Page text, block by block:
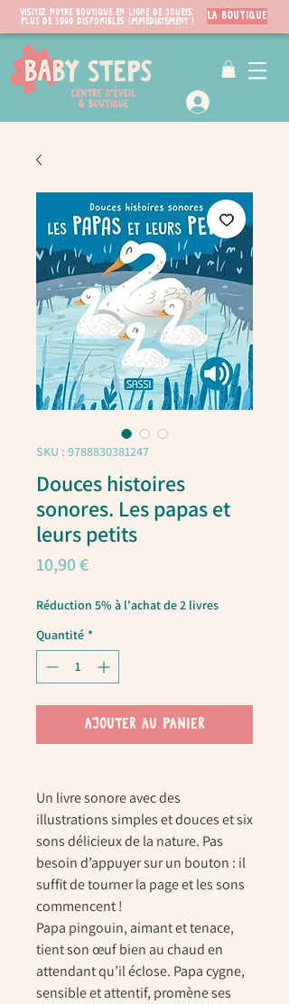
Visitez notre boutique en ligne de jouets.
PLUS de 3000 disponibles immédiatement !
LA BOUTIQUE
SKU : 9788830381247
Douces histoires
sonores. Les papas et
leurs petits
10,90 €Prix
Réduction 5% à l'achat de 2 livres
Quantité *
AJOUTER AU PANIER
Un livre sonore avec des
illustrations simples et douces et six
sons délicieux de la nature. Pas
besoin d’appuyer sur un bouton : il
suffit de tourner la page et les sons
commencent !
Papa pingouin, aimant et tenace,
tient son œuf bien au chaud en
attendant qu’il éclose. Papa cygne,
sensible et attentif, promène ses